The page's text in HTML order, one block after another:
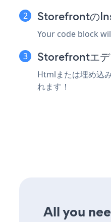
Storefrontの
Your code block
Storefrontエデ
Htmlまたは埋め込
れます！
All you